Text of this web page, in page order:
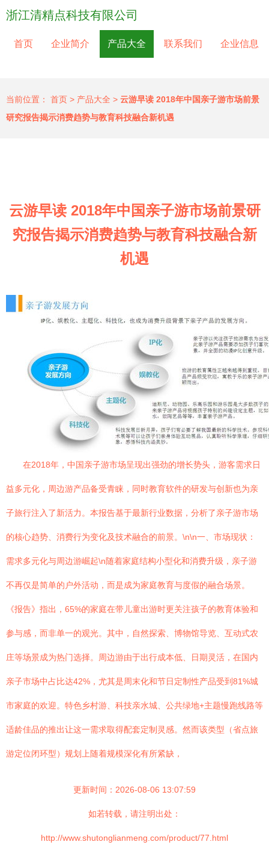
浙江清精点科技有限公司
首页 企业简介 产品大全 联系我们 企业信息
当前位置： 首页 > 产品大全 > 云游早读 2018年中国亲子游市场前景
研究报告揭示消费趋势与教育科技融合新机遇
云游早读 2018年中国亲子游市场前景研
究报告揭示消费趋势与教育科技融合新
机遇
在2018年，中国亲子游市场呈现出强劲的增长势头，游客需求日
益多元化，周边游产品备受青睐，同时教育软件的研发与创新也为亲
子旅行注入了新活力。本报告基于最新行业数据，分析了亲子游市场
的核心趋势、消费行为变化及技术融合的前景。\n\n一、市场现状：
需求多元化与周边游崛起\n随着家庭结构小型化和消费升级，亲子游
不再仅是简单的户外活动，而是成为家庭教育与度假的融合场景。
《报告》指出，65%的家庭在带儿童出游时更关注孩子的教育体验和
参与感，而非单一的观光。其中，自然探索、博物馆导览、互动式农
庄等场景成为热门选择。周边游由于出行成本低、日期灵活，在国内
亲子市场中占比达42%，尤其是周末化和节日定制性产品受到81%城
市家庭的欢迎。特色乡村游、科技亲水城、公共绿地+主题慢跑线路等
适龄佳品的推出让这一需求取得配套定制灵感。然而该类型（省点旅
游定位闭环型）规划上随着规模深化有所紧缺，
更新时间：2026-08-06 13:07:59
如若转载，请注明出处：
http://www.shutonglianmeng.com/product/77.html